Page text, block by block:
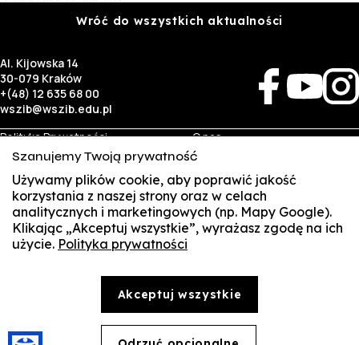
Wróć do wszystkich aktualności
Al. Kijowska 14
30-079 Kraków
+(48) 12 635 68 00
wszib@wszib.edu.pl
Polityka Prywatności
RODO
Identyfikacja wizualna
O nas
Rekrutacja
Studia
Kontakt
Biznes
Wynajem sal
Targi pracy
Student
Multis Multum
Treści zawarte na stronie www.wszib.edu.pl oraz jej podstronach stanowią, o ile nie wskazano
części: kopiowania, reprodukowania, modyfikowania, dystrybuowania, publikowania,
wyświetlania, utrwalania oraz wykorzystywania w jakiejkolwiek innej formie. Ograniczenia
Szanujemy Twoją prywatność
Używamy plików cookie, aby poprawić jakość
korzystania z naszej strony oraz w celach
analitycznych i marketingowych (np. Mapy Google).
Klikając „Akceptuj wszystkie”, wyrażasz zgodę na ich
użycie. Polityka prywatności
Akceptuj wszystkie